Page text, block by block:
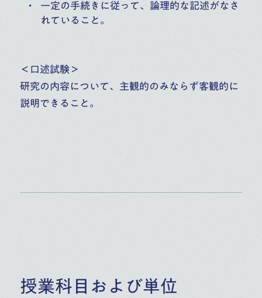
一定の手続きに従って、論理的な記述がなさ
れていること。
＜口述試験＞
研究の内容について、主観的のみならず客観的に
説明できること。
授業科目および単位